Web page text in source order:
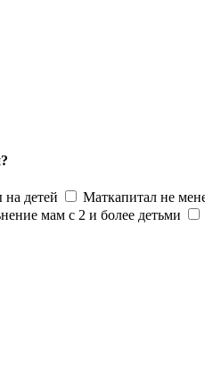
детей Маткапитал не
мам с 2 и более детьми